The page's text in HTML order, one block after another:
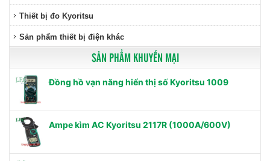
Thiết bị đo Kyoritsu
Sản phẩm thiết bị điện khác
SẢN PHẨM KHUYẾN MẠI
Đồng hồ vạn năng hiển thị số Kyoritsu 1009
Ampe kìm AC Kyoritsu 2117R (1000A/600V)